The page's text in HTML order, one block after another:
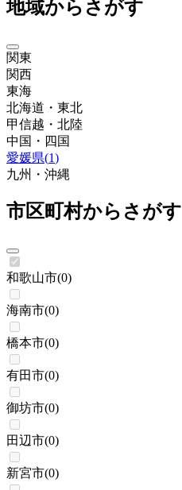
地域からさがす
関東
関西
東海
北海道・東北
甲信越・北陸
中国・四国
愛媛県(1)
九州・沖縄
市区町村からさがす
和歌山市(0)
海南市(0)
橋本市(0)
有田市(0)
御坊市(0)
田辺市(0)
新宮市(0)